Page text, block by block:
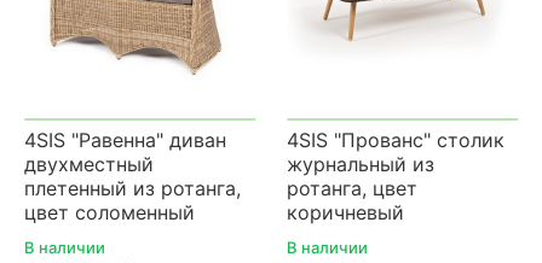
4SIS "Равенна" диван
двухместный
плетенный из ротанга,
цвет соломенный
В наличии
4SIS "Прованс" столик
журнальный из
ротанга, цвет
коричневый
В наличии